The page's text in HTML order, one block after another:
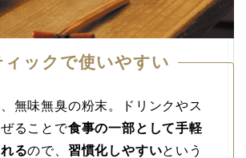
ィックで使いやすい
無味無臭の粉末。ドリンクやス
ることで食事の一部として手軽
るので、 習慣化しやすいという